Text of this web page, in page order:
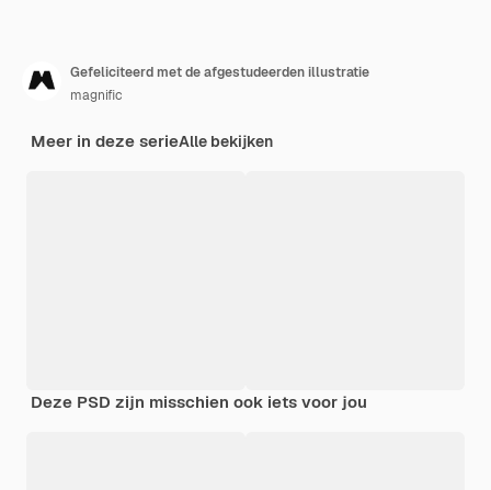
Gefeliciteerd met de afgestudeerden illustratie
magnific
Meer in deze serieAlle bekijken
Deze PSD zijn misschien ook iets voor jou